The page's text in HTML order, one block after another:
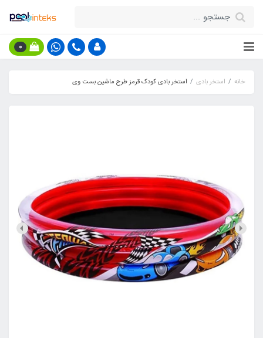
0
خانه استخر بادی استخر بادی کودک قرمز طرح ماشین بست وی